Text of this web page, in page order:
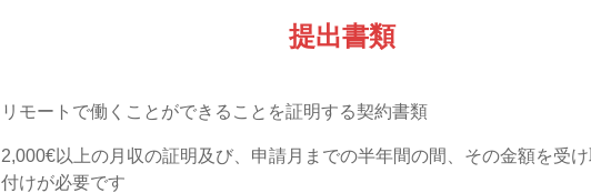
提出書類
リモートで働くことができることを証明する契約書類
2,000€以上の月収の証明及び、申請月までの半年間の間、その金額を受
付けが必要です